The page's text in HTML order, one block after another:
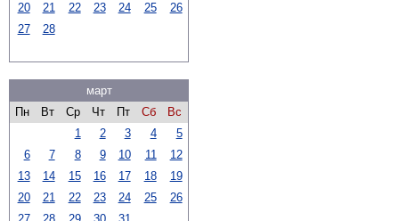
20
21 22 23 24 25
26
27
28
март
Пн
Вт Ср Чт Пт Сб
Вс
1
2 3 4
5
6
7 8 9 10 11
12
13
14 15 16 17 18
19
20
21 22 23 24 25
26